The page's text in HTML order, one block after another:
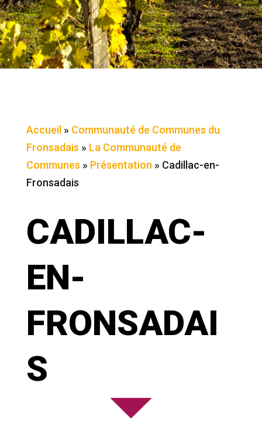
Accueil» Communauté de Communes du
Fronsadais » La Communauté de
Communes » Présentation » Cadillac-en-
Fronsadais
CADILLAC-
EN-
FRONSADAI
S